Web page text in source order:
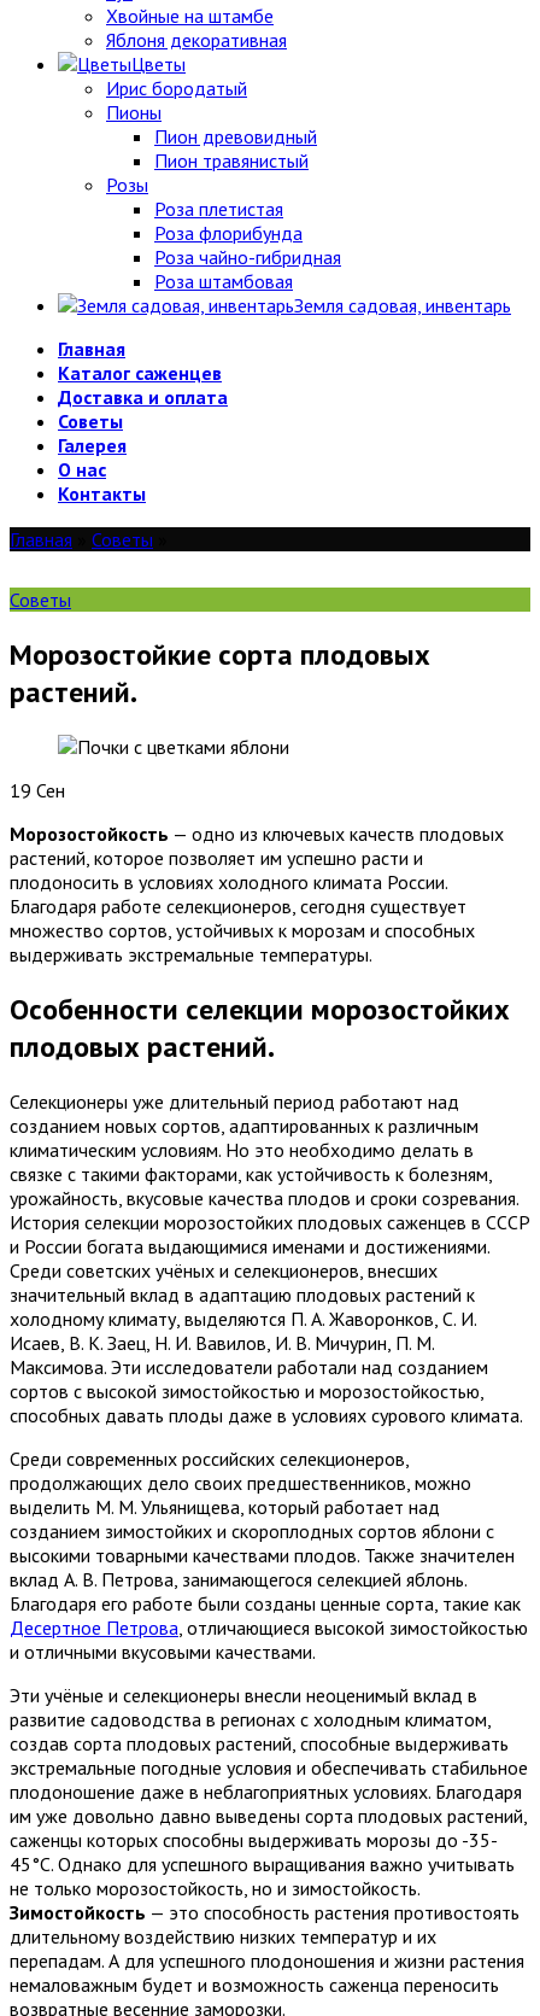
Хвойные на штамбе
Яблоня декоративная
Цветы
Ирис бородатый
Пионы
Пион древовидный
Пион травянистый
Розы
Роза плетистая
Роза флорибунда
Роза чайно-гибридная
Роза штамбовая
Земля садовая, инвентарь
Главная
Каталог саженцев
Доставка и оплата
Советы
Галерея
О нас
Контакты
Главная
Советы
Советы
Морозостойкие сорта плодовых
растений.
19 Сен
Морозостойкость — одно из ключевых качеств плодовых
растений, которое позволяет им успешно расти и
плодоносить в условиях холодного климата России.
Благодаря работе селекционеров, сегодня существует
множество сортов, устойчивых к морозам и способных
выдерживать экстремальные температуры.
Особенности селекции морозостойких
плодовых растений.
Селекционеры уже длительный период работают над
созданием новых сортов, адаптированных к различным
климатическим условиям. Но это необходимо делать в
связке с такими факторами, как устойчивость к болезням,
урожайность, вкусовые качества плодов и сроки созревания.
История селекции морозостойких плодовых саженцев в СССР
и России богата выдающимися именами и достижениями.
Среди советских учёных и селекционеров, внесших
значительный вклад в адаптацию плодовых растений к
холодному климату, выделяются П. А. Жаворонков, С. И.
Исаев, В. К. Заец, Н. И. Вавилов, И. В. Мичурин, П. М.
Максимова. Эти исследователи работали над созданием
сортов с высокой зимостойкостью и морозостойкостью,
способных давать плоды даже в условиях сурового климата.
Среди современных российских селекционеров,
продолжающих дело своих предшественников, можно
выделить М. М. Ульянищева, который работает над
созданием зимостойких и скороплодных сортов яблони с
высокими товарными качествами плодов. Также значителен
вклад А. В. Петрова, занимающегося селекцией яблонь.
Благодаря его работе были созданы ценные сорта, такие как
Десертное Петрова, отличающиеся высокой зимостойкостью
и отличными вкусовыми качествами.
Эти учёные и селекционеры внесли неоценимый вклад в
развитие садоводства в регионах с холодным климатом,
создав сорта плодовых растений, способные выдерживать
экстремальные погодные условия и обеспечивать стабильное
плодоношение даже в неблагоприятных условиях. Благодаря
им уже довольно давно выведены сорта плодовых растений,
саженцы которых способны выдерживать морозы до -35-
45°C. Однако для успешного выращивания важно учитывать
не только морозостойкость, но и зимостойкость.
Зимостойкость — это способность растения противостоять
длительному воздействию низких температур и их
перепадам. А для успешного плодоношения и жизни растения
немаловажным будет и возможность саженца переносить
возвратные весенние заморозки.